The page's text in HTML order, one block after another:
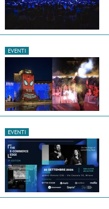
EVENTI
EVENTI